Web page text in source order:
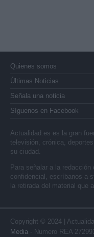
Quienes somos
Últimas Noticias
Señala una noticia
Síguenos en Facebook
Actualidad.es es la gran
televisión, crónica,
su ciudad.
Para señalar a la redacción
confidencial, escríbanos a
la retirada del material que
Copyright © 2024 |
Media - Numero REA